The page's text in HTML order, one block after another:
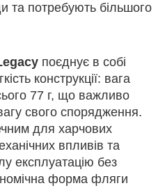
та потребують більшого
поєднує в собі
конструкції: вага
77 г, що важливо
свого спорядження.
для харчових
впливів та
експлуатацію без
форма фляги